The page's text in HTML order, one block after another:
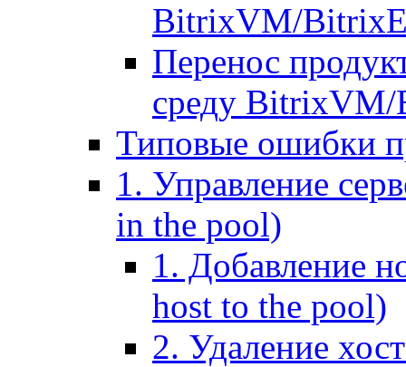
BitrixVM/
Перенос
среду
Типовые ошибки
1. Управление
in the pool)
1. Добавление
host to the pool)
2. Удаление